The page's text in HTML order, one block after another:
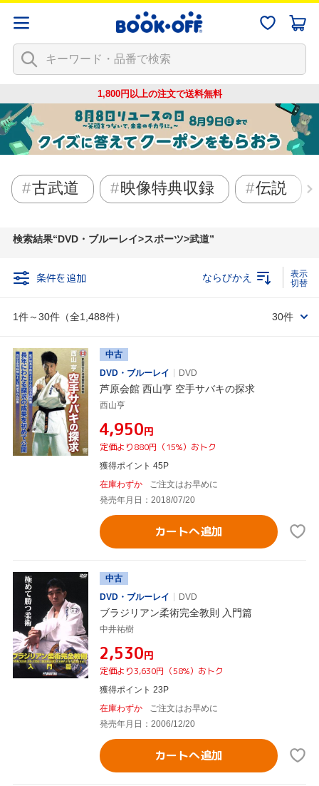
1,800円以上の注文で送料無料
古武道 映像特典収録 伝説
検索結果 DVD・ブルーレイ>スポーツ>武道
条件を追加
1件～30件（全1,488件）
ならびかえ
30件
中古
DVD・ブルーレイ
DVD
芦原会館 西山亨 空手サバキの探求
西山亨
¥4,950円
定価より880円（15%）おトク
獲得ポイント 45P
在庫わずか
ご注文はお早めに
発売年月日：2018/07/20
カートへ追加
中古
DVD・ブルーレイ
DVD
ブラジリアン柔術完全教則 入門篇
中井祐樹
¥2,530円
定価より3,630円（58%）おトク
獲得ポイント 23P
在庫わずか
ご注文はお早めに
発売年月日：2006/12/20
カートへ追加